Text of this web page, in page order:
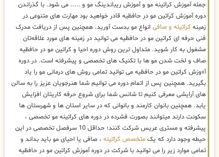
جمله آموزش کراتینه مو و آموزش ریباندینگ مو و ..... می شود. با گذراندن
دوره آموزش کراتین مو در حافظیه قادر خواهید بود مهارت های متنوعی در
زمینه کراتینه و صافی انواع مو بدست آورید. همچنین پس از دریافت مدرک
فنی حرفه ای کراتین مو در حافظیه می توانید در زمینه های مورد علاقه‌تان
مشغول به کار شوید. متداول ترین روش دوره احیا و کراتین مو در حافظیه
صاف و لخت شدن مو ها با تکنیک های تخصصی و پیشرفته است. در دوره
آ»وزش کراتین مو در حافظیه می توانید تمامی روش های درمانی مو را یاد
بگیرید. همچنین پس از اتمام دوره می توانیم شما هنرجویان عزیز را به سالن
های آرایشی معرفی کنیم تا شانس شما برای شروع حرفه کاریتان افزایش
یابد. همچنین بانوان کارمند و بانوانی که در سایر استان ها و شهرستان ها
سکونت دارند میتوانند بصورت فشرده در دوره های کراتینه مو تخصصی ،
پیشرفته و مستری عریس شرکت کنند؛ حداقل 10 سرفصل تخصصی در این
حیطه وجود دارد که یک متخصص کراتینه ، صافی یا احیای مو باید بداند و
تمامی موارد زیر را می توانید با شرکت در دوره آموزش کراتین مو در حافظیه